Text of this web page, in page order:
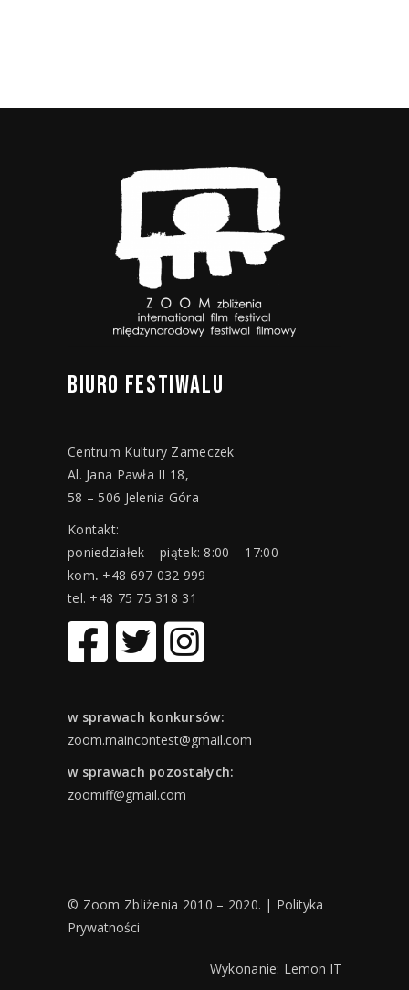
BIURO FESTIWALU
Centrum Kultury Zameczek
Al. Jana Pawła II 18,
58 – 506 Jelenia Góra
Kontakt:
poniedziałek – piątek: 8:00 – 17:00
kom. +48 697 032 999
tel. +48 75 75 318 31
w sprawach konkursów:
zoom.maincontest@gmail.com
w sprawach pozostałych:
zoomiff@gmail.com
© Zoom Zbliżenia 2010 – 2020. | Polityka
Prywatności
Wykonanie: Lemon IT